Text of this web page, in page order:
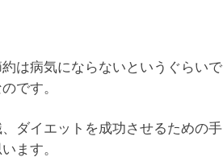
約は病気にならないというぐらいで
です。
、ダイエットを成功させるための手
ます。